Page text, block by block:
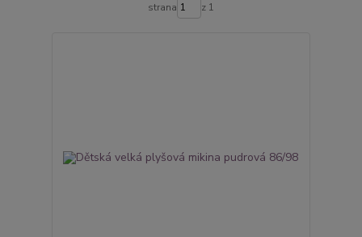
strana z 1